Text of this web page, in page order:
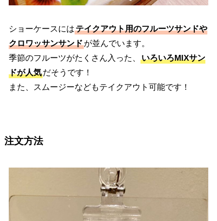
ショーケースにはテイクアウト用のフルーツサンドや
クロワッサンサンドが並んでいます。
季節のフルーツがたくさん入った、
いろいろMIXサン
ドが人気だそうです！
また、スムージーなどもテイクアウト可能です！
注文方法